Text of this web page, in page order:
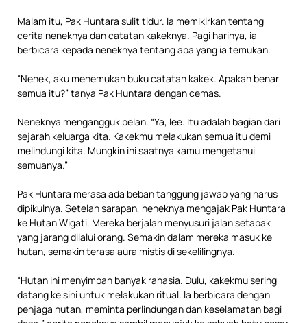
Malam itu, Pak Huntara sulit tidur. Ia memikirkan tentang
cerita neneknya dan catatan kakeknya. Pagi harinya, ia
berbicara kepada neneknya tentang apa yang ia temukan.
“Nenek, aku menemukan buku catatan kakek. Apakah benar
semua itu?” tanya Pak Huntara dengan cemas.
Neneknya mengangguk pelan. “Ya, lee. Itu adalah bagian dari
sejarah keluarga kita. Kakekmu melakukan semua itu demi
melindungi kita. Mungkin ini saatnya kamu mengetahui
semuanya.”
Pak Huntara merasa ada beban tanggung jawab yang harus
dipikulnya. Setelah sarapan, neneknya mengajak Pak Huntara
ke Hutan Wigati. Mereka berjalan menyusuri jalan setapak
yang jarang dilalui orang. Semakin dalam mereka masuk ke
hutan, semakin terasa aura mistis di sekelilingnya.
“Hutan ini menyimpan banyak rahasia. Dulu, kakekmu sering
datang ke sini untuk melakukan ritual. Ia berbicara dengan
penjaga hutan, meminta perlindungan dan keselamatan bagi